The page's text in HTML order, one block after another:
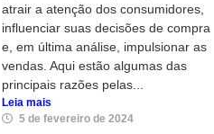
atrair a atenção dos consumidores,
influenciar suas decisões de compra
e, em última análise, impulsionar as
vendas. Aqui estão algumas das
principais razões pelas...
Leia mais
5 de fevereiro de 2024